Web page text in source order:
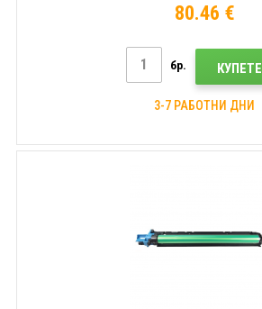
80.46 €
бр. КУПЕТЕ
3-7 РАБОТНИ ДНИ